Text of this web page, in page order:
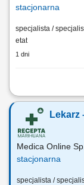
stacjonarna
specjalista /
etat
1 dni
GŁÓWNE ZADANIA
dotyczących
szczególności:
współuczestnictwo
(zgromadzenie
Lekarz
Medica Online
stacjonarna
specjalista /